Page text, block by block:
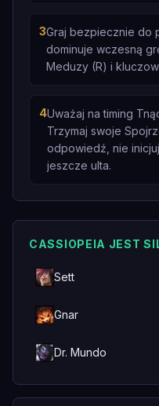
3Graj bezpiecznie do
dominuje wczesną
Meduzy (R) i
4Uważaj na timing
Trzymaj swoje
odpowiedź, nie
jeszcze ulta.
CASSIOPEIA JEST
Sett
Gnar
Dr. Mundo